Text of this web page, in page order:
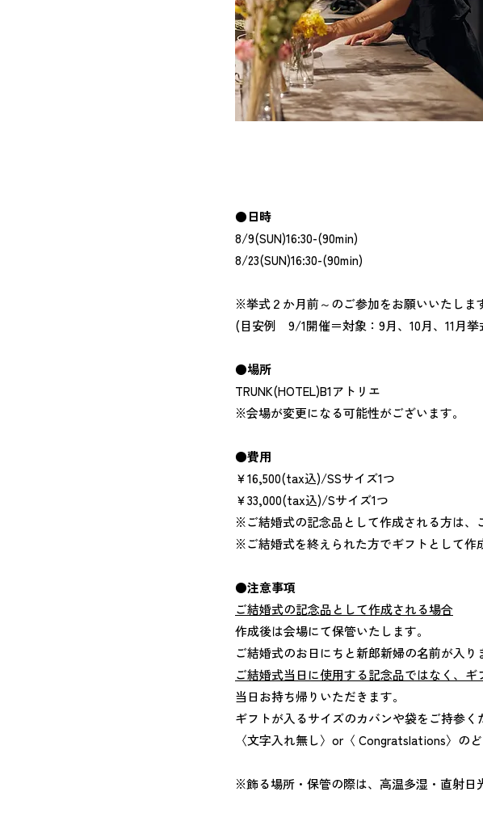
●日時
8/9(SUN)16:30-(90min)
8/23(SUN)16:30-(90min)
※挙式２か月前～のご参加をお願いいたしま
(目安例 9/1開催＝対象：9月、10月、11月挙
●場所
TRUNK(HOTEL)B1アトリエ
​※会場が変更になる可能性がございます。
●費用
￥16,500(tax込)/SSサイズ1つ
￥33,000(tax込)/Sサイズ1つ
※ご結婚式の記念品として作成される方は、
※ご結婚式を終えられた方でギフトとして作
●注意事項
ご結婚式の記念品として作成される場合
作成後は会場にて保管いたします。
ご結婚式のお日にちと新郎新婦の名前が入り
ご結婚式当日に使用する記念品ではなく、
当日お持ち帰りいただきます。
ギフトが入るサイズのカバンや袋をご持参く
〈文字入れ無し〉or〈 Congratslations〉の
※飾る場所・保管の際は、高温多湿・直射日